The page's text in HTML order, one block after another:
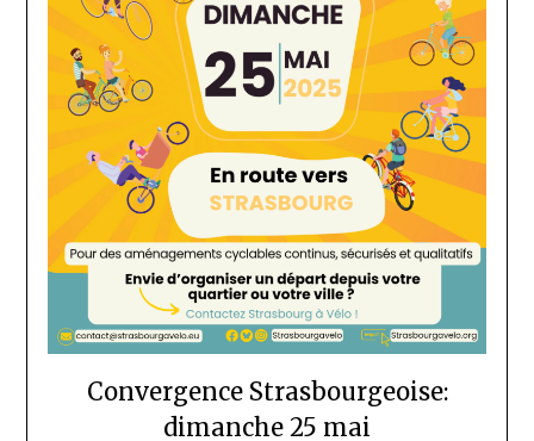
Convergence Strasbourgeoise:
dimanche 25 mai